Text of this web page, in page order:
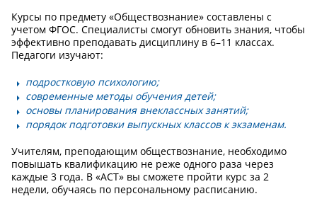
Курсы по предмету «Обществознание» составлены с
учетом ФГОС. Специалисты смогут обновить знания, чтобы
эффективно преподавать дисциплину в 6–11 классах.
Педагоги изучают:
подростковую психологию;
современные методы обучения детей;
основы планирования внеклассных занятий;
порядок подготовки выпускных классов к экзаменам.
Учителям, преподающим обществознание, необходимо
повышать квалификацию не реже одного раза через
каждые 3 года. В «АСТ» вы сможете пройти курс за 2
недели, обучаясь по персональному расписанию.